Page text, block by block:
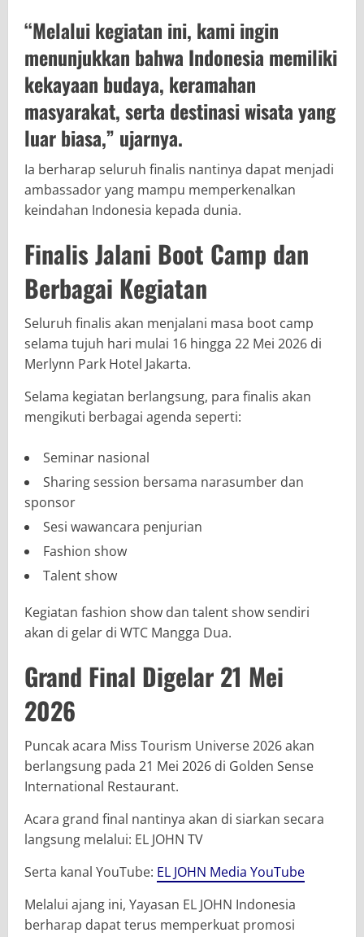
“Melalui kegiatan ini, kami ingin
menunjukkan bahwa Indonesia memiliki
kekayaan budaya, keramahan
masyarakat, serta destinasi wisata yang
luar biasa,” ujarnya.
Ia berharap seluruh finalis nantinya dapat menjadi
ambassador yang mampu memperkenalkan
keindahan Indonesia kepada dunia.
Finalis Jalani Boot Camp dan
Berbagai Kegiatan
Seluruh finalis akan menjalani masa boot camp
selama tujuh hari mulai 16 hingga 22 Mei 2026 di
Merlynn Park Hotel Jakarta.
Selama kegiatan berlangsung, para finalis akan
mengikuti berbagai agenda seperti:
Seminar nasional
Sharing session bersama narasumber dan
sponsor
Sesi wawancara penjurian
Fashion show
Talent show
Kegiatan fashion show dan talent show sendiri
akan di gelar di WTC Mangga Dua.
Grand Final Digelar 21 Mei
2026
Puncak acara Miss Tourism Universe 2026akan
berlangsung pada 21 Mei 2026 di Golden Sense
International Restaurant.
Acara grand final nantinya akan di siarkan secara
langsung melalui: EL JOHN TV
Serta kanal YouTube: EL JOHN Media YouTube
Melalui ajang ini, Yayasan EL JOHN Indonesia
berharap dapat terus memperkuat promosi